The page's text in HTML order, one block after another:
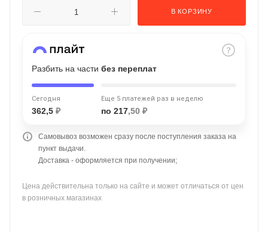
В КОРЗИНУ
Разбить на части без переплат
Сегодня
362,5 ₽
Еще 5 платежей раз в неделю
по 217,50 ₽
Самовывоз возможен сразу после поступления заказа на
пункт выдачи.
Доставка - оформляется при получении;
Цена действительна только на сайте и может отличаться от цен
в розничных магазинах
25
раз в 2
недели
Остались вопросы?